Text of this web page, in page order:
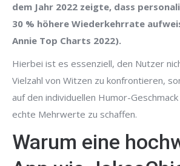
dem Jahr 2022 zeigte, dass
30 % höhere Wiederkehrrate
Annie Top Charts 2022).
Hierbei ist es essenziell, den Nutzer
Vielzahl von Witzen zu konfrontieren,
auf den individuellen Humor-
echte Mehrwerte zu schaffen.
Warum eine